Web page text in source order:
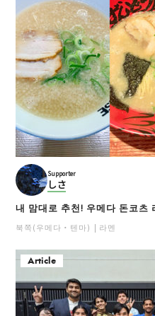
Supporter
しさ
내 맘대로 추천! 우메다 돈코츠
북쪽(우메다・텐마) 라멘
Article